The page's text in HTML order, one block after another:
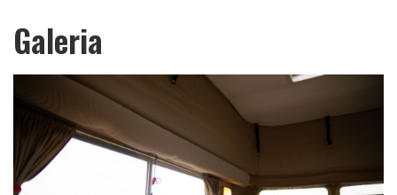
Galeria